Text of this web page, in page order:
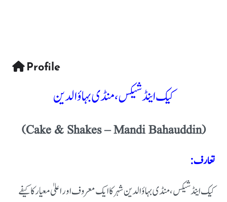
Profile
کیک اینڈ شیکس، منڈی بہاؤالدین
(Cake & Shakes – Mandi Bahauddin)
تعارف:
کیک اینڈ شیکس، منڈی بہاؤالدین شہر کا ایک معروف اور اعلیٰ معیار کا کیفے